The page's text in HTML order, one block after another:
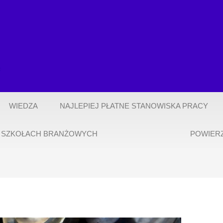
WIEDZA NAJLEPIEJ PŁATNE STANOWISKA PRACY
BRANŻOWYCH